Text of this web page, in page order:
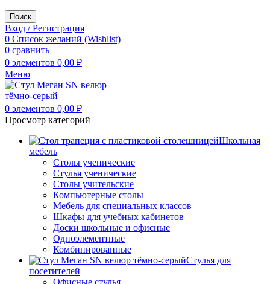
Поиск
Вход / Регистрация
0 Список желаний (Wishlist)
0 сравнить
0 элементов 0,00 ₽
Меню
0 элементов 0,00 ₽
Просмотр категорий
Школьная
мебель
Столы ученические
Стулья ученические
Столы учительские
Компьютерные столы
Мебель для специальных классов
Шкафы для учебных кабинетов
Доски школьные и офисные
Одноэлементные
Комбинированные
Стулья для
посетителей
Офисные стулья